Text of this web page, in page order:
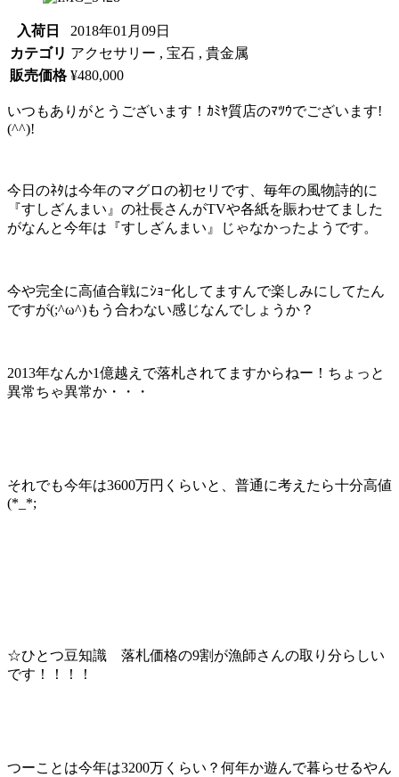
入荷日
2018年01月09日
カテゴリ アクセサリー , 宝石 , 貴金属
販売価格 ¥480,000
いつもありがとうございます！ｶﾐﾔ質店のﾏﾂｳでございます!
(^^)!
今日のﾈﾀは今年のマグロの初セリです、毎年の風物詩的に
『すしざんまい』の社長さんがTVや各紙を賑わせてました
がなんと今年は『すしざんまい』じゃなかったようです。
今や完全に高値合戦にｼｮｰ化してますんで楽しみにしてたん
ですが(;^ω^)もう合わない感じなんでしょうか？
2013年なんか1億越えで落札されてますからねー！ちょっと
異常ちゃ異常か・・・
それでも今年は3600万円くらいと、普通に考えたら十分高値
(*_*;
☆ひとつ豆知識 落札価格の9割が漁師さんの取り分らしい
です！！！！
つーことは今年は3200万くらい？何年か遊んで暮らせるやん